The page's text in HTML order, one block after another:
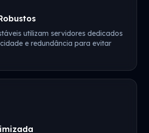
utilizam servidores dedicados
e redundância para evitar